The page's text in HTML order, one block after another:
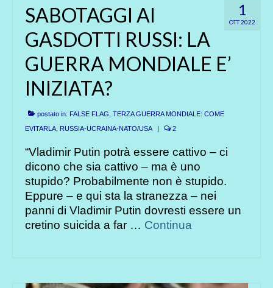
1
OTT 2022
SABOTAGGI AI
GASDOTTI RUSSI: LA
GUERRA MONDIALE E’
INIZIATA?
postato in: FALSE FLAG, TERZA GUERRA MONDIALE: COME
EVITARLA RUSSIA-UCRAINA-NATO/USA | 2
“Vladimir Putin potrà essere cattivo – ci
dicono che sia cattivo – ma è uno
stupido? Probabilmente non è stupido.
Eppure – e qui sta la stranezza – nei
panni di Vladimir Putin dovresti essere un
cretino suicida a far … Continua